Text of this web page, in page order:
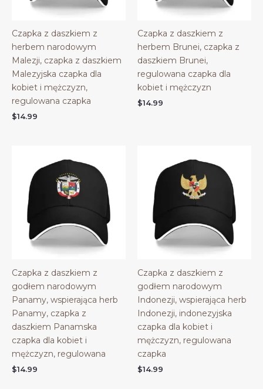
Czapka z daszkiem z
herbem narodowym
Malezji, czapka z daszkiem
Malezyjska czapka dla
kobiet i mężczyzn,
regulowana czapka
$14.99
Czapka z daszkiem z
herbem Brunei, czapka z
daszkiem Brunei,
regulowana czapka dla
kobiet i mężczyzn
$14.99
Czapka z daszkiem z
godłem narodowym
Panamy, wspierająca herb
Panamy, czapka z
daszkiem Panamska
czapka dla kobiet i
mężczyzn, regulowana
$14.99
Czapka z daszkiem z
godłem narodowym
Indonezji, wspierająca herb
Indonezji, indonezyjska
czapka dla kobiet i
mężczyzn, regulowana
czapka
$14.99